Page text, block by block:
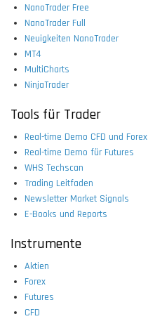
NanoTrader Free
NanoTrader Full
Neuigkeiten NanoTrader
MT4
MultiCharts
NinjaTrader
Tools für Trader
Real-time Demo CFD und Forex
Real-time Demo für Futures
WHS Techscan
Trading Leitfaden
Newsletter Market Signals
E-Books und Reports
Instrumente
Aktien
Forex
Futures
CFD